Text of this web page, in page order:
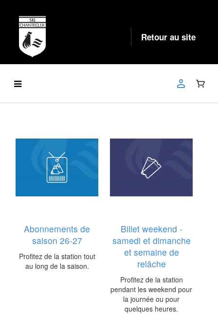
Retour au site
Abonnements de
saison 26-27
Profitez de la station tout
au long de la saison.
Billet weekend -
samedi et dimanche
et semaine de
relâche
Profitez de la station
pendant les weekend pour
la journée ou pour
quelques heures.